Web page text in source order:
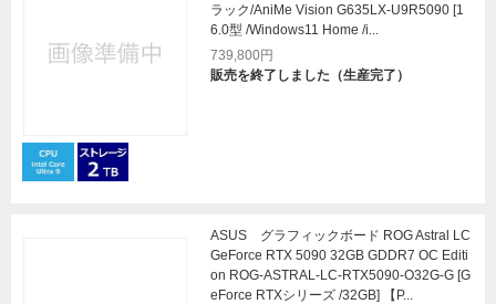
ラック/AniMe Vision G635LX-U9R5090 [1
6.0型 /Windows11 Home /i...
739,800円
販売を終了しました（生産完了）
ASUS グラフィックボード ROG Astral LC
GeForce RTX 5090 32GB GDDR7 OC Editi
on ROG-ASTRAL-LC-RTX5090-O32G-G [G
eForce RTXシリーズ /32GB] 【P...